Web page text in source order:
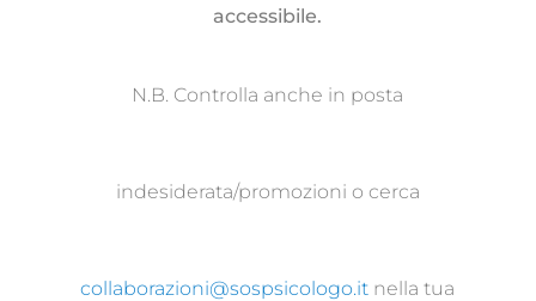
accessibile.
N.B. Controlla anche in posta
indesiderata/promozioni o cerca
collaborazioni@sospsicologo.it nella tua